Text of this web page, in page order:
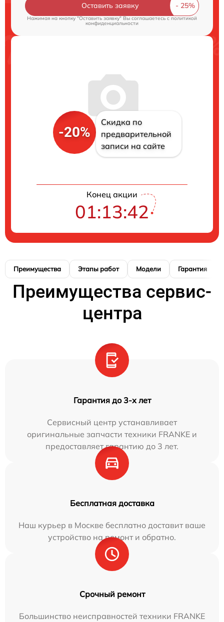
Оставить заявку
Нажимая на кнопку "Оставить заявку" Вы соглашаетесь cполитикой
конфиденциальности
-20%
Скидка по
предварительной
записи на сайте
Конец акции
01:13:41
Преимущества Этапы работ Модели Гарантия
Преимущества сервис-
центра
Гарантия до 3-х лет
Сервисный центр устанавливает
оригинальные запчасти техники FRANKE и
предоставляет гарантию до 3 лет.
Бесплатная доставка
Наш курьер в Москве бесплатно доставит ваше
устройство на ремонт и обратно.
Срочный ремонт
Большинство неисправностей техники FRANKE